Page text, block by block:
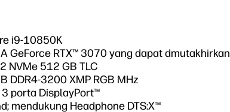
i9-10850K
GeForce RTX™ 3070 yang dapat dmutakhirkan
NVMe 512 GB TLC
DDR4-3200 XMP RGB MHz
3 porta DisplayPort™
mendukung Headphone DTS:X™